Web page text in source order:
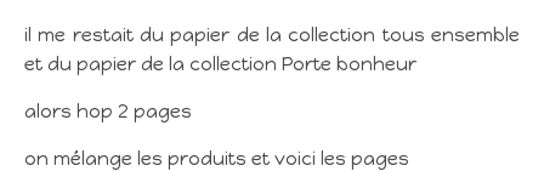
il me restait du papier de la collection tous ensemble
et du papier de la collection Porte bonheur
alors hop 2 pages
on mélange les produits et voici les pages